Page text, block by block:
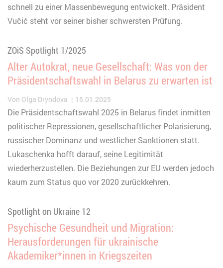
schnell zu einer Massenbewegung entwickelt. Präsident
Vučić steht vor seiner bisher schwersten Prüfung.
ZOiS Spotlight 1/2025
Alter Autokrat, neue Gesellschaft: Was von der
Präsidentschaftswahl in Belarus zu erwarten ist
Von Olga Dryndova 15.01.2025
Die Präsidentschaftswahl 2025 in Belarus findet inmitten
politischer Repressionen, gesellschaftlicher Polarisierung,
russischer Dominanz und westlicher Sanktionen statt.
Lukaschenka hofft darauf, seine Legitimität
wiederherzustellen. Die Beziehungen zur EU werden jedoch
kaum zum Status quo vor 2020 zurückkehren.
Spotlight on Ukraine 12
Psychische Gesundheit und Migration:
Herausforderungen für ukrainische
Akademiker*innen in Kriegszeiten